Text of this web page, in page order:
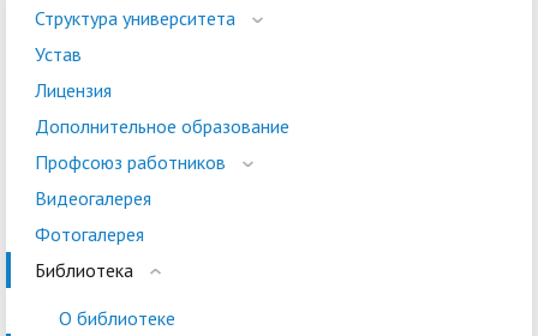
Структура университета
Устав
Лицензия
Дополнительное образование
Профсоюз работников
Видеогалерея
Фотогалерея
Библиотека
О библиотеке